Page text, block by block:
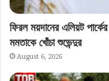
ফিরল ময়দানের এলিয়ট
মমতাকে খোঁচা শুভেন্দুর
August 6, 2026